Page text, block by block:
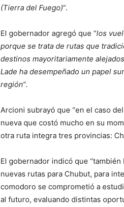
(Tierra del Fuego)“.
El gobernador agregó que “los
porque se trata de rutas que
destinos mayoritariamente
Lade ha desempeñado un papel
región“.
Arcioni subrayó que “en el caso
nueva que costó mucho en su
otra ruta integra tres provincias:
El gobernador indicó que
nuevas rutas para Chubut, para
comodoro se comprometió a
al futuro, evaluando distintas